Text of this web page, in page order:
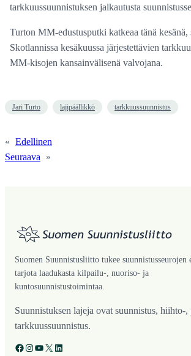
tarkkuussuunnistuksen jalkautusta
Turton MM-edustusputki katkeaa tänä
Skotlannissa kesäkuussa järjestettävien
MM-kisojen kansainvälisenä valvojana.
Jari Turto lajipäällikkö tarkkuussuunnistus
« Edellinen
Seuraava »
Suomen Suunnistusliitto tukee suunnistusseurojen
tarjota laadukasta kilpailu-, nuoriso- ja
kuntosuunnistustoimintaa.
Suunnistuksen lajeja ovat suunnistus, hiihto-
tarkkuussuunnistus.
Facebook Instagram YouTube X LinkedIn